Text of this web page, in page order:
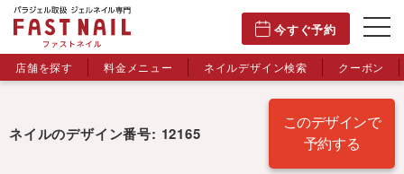
今すぐ予約
店舗を探す 料金メニュー ネイルデザイン検索 クーポン
ネイルのデザイン番号: 12165
このデザインで
予約する